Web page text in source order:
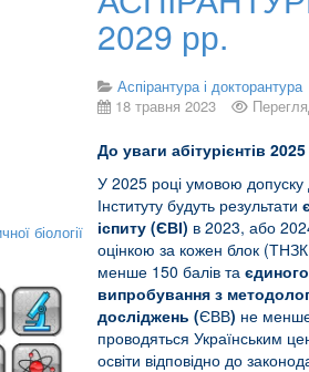
біології
2029 рр.
Аспірантура і докторантура
18 травня 2023
До уваги абітурієнтів
У 2025 році умовою допуску
Інституту будуть результати
іспиту (ЄВІ) в 2023, або
оцінкою за кожен блок
менше 150 балів та
випробування з
досліджень (ЄВВ) не
проводяться Українським
освіти відповідно до